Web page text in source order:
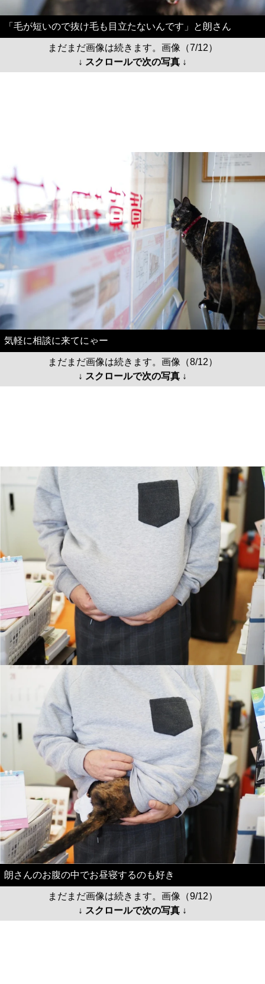
「毛が短いので抜け毛も目立たないんです」と朗さん
まだまだ画像は続きます。画像（7/12）
↓ スクロールで次の写真 ↓
気軽に相談に来てにゃー
まだまだ画像は続きます。画像（8/12）
↓ スクロールで次の写真 ↓
朗さんのお腹の中でお昼寝するのも好き
まだまだ画像は続きます。画像（9/12）
↓ スクロールで次の写真 ↓